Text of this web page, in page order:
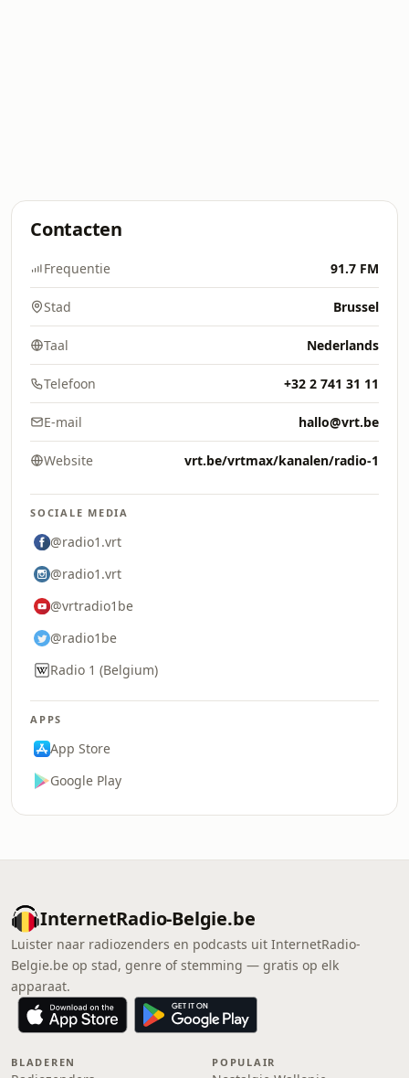
Contacten
Frequentie 91.7 FM
Stad Brussel
Taal Nederlands
Telefoon +32 2 741 31 11
E-mail hallo@vrt.be
Website vrt.be/vrtmax/kanalen/radio-1
SOCIALE MEDIA
@radio1.vrt
@radio1.vrt
@vrtradio1be
@radio1be
Radio 1 (Belgium)
APPS
App Store
Google Play
InternetRadio-Belgie.be
Luister naar radiozenders en podcasts uit InternetRadio-
Belgie.be op stad, genre of stemming — gratis op elk
apparaat.
BLADEREN POPULAIR